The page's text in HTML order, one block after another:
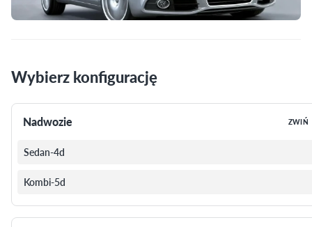
Wybierz konfigurację
Nadwozie ZWIŃ
Sedan-4d
Kombi-5d